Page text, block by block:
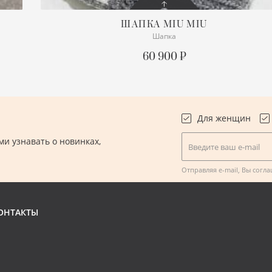
СОСТОЯНИЕ
ШАПКА MIU MIU
Шапка
60 900 ₽
узнавать о новинках,
Для женщин
Введите ваш e-mail
Отправляя e-mail, Вы